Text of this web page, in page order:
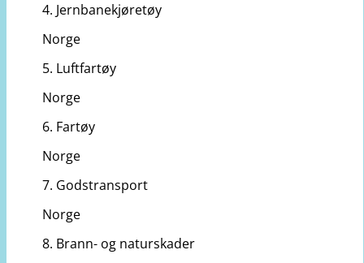
4. Jernbanekjøretøy
Norge
5. Luftfartøy
Norge
6. Fartøy
Norge
7. Godstransport
Norge
8. Brann- og naturskader